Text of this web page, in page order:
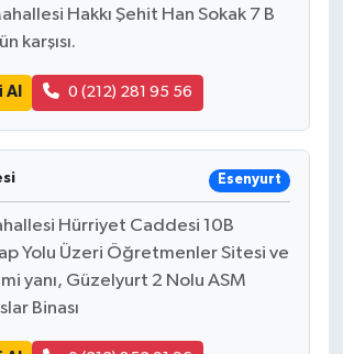
Hakkı Şehit Han Sokak 7 B
karşısı.
Al 0 (212) 281 95 56
Esenyurt
Hürriyet Caddesi 10B
Yolu Üzeri Öğretmenler Sitesi ve
yanı, Güzelyurt 2 Nolu ASM
Binası